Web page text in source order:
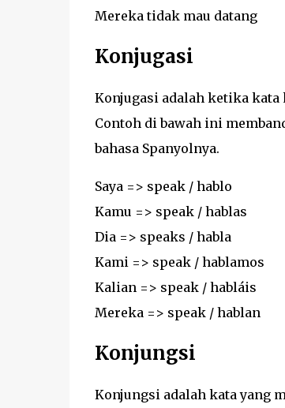
Mereka tidak mau datang
Konjugasi
Konjugasi adalah ketika
Contoh di bawah ini
bahasa Spanyolnya.
Saya => speak / hablo
Kamu => speak / hablas
Dia => speaks / habla
Kami => speak / hablamos
Kalian => speak / habláis
Mereka => speak / hablan
Konjungsi
Konjungsi adalah kata yang